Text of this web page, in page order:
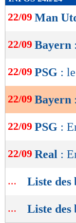
de
lecture
OK
22/09 Man
22/09 Bayern
22/09 PSG :
22/09 Bayern
22/09 PSG :
22/09 Real :
... Liste des
... Liste des